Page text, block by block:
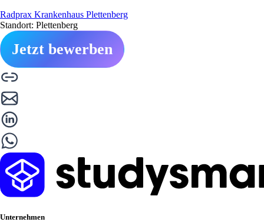
Radprax Krankenhaus Plettenberg
Standort: Plettenberg
Jetzt bewerben
Unternehmen